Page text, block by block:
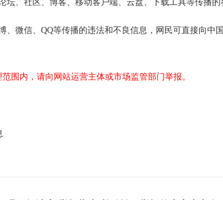
坛、社区、博客、移动客户端、云盘、下载工具等传播的
、微信、QQ等传播的违法和不良信息，网民可直接向中
围内，请向网站运营主体或市场监管部门举报。